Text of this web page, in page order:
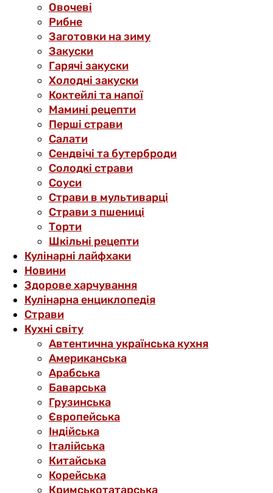
Овочеві
Рибне
Заготовки на зиму
Закуски
Гарячі закуски
Холодні закуски
Коктейлі та напої
Мамині рецепти
Перші страви
Салати
Сендвічі та бутерброди
Солодкі страви
Соуси
Страви в мультиварці
Страви з пшениці
Торти
Шкільні рецепти
Кулінарні лайфхаки
Новини
Здорове харчування
Кулінарна енциклопедія
Страви
Кухні світу
Автентична українська кухня
Американська
Арабська
Баварська
Грузинська
Європейська
Індійська
Італійська
Китайська
Корейська
Кримськотатарська